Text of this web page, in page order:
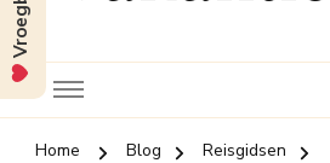
Home Blog
Reisgidsen